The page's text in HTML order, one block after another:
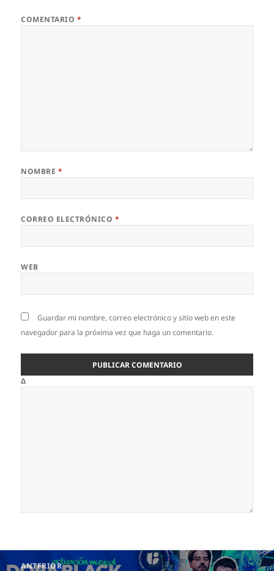
COMENTARIO *
NOMBRE *
CORREO ELECTRÓNICO *
WEB
Guardar mi nombre, correo electrónico y sitio web en este
navegador para la próxima vez que haga un comentario.
Δ
ANTERIOR